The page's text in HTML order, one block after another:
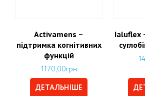
Activamens –
підтримка когнітивних
функцій
1170,00грн
ДЕТАЛЬНІШЕ
Ialuflex